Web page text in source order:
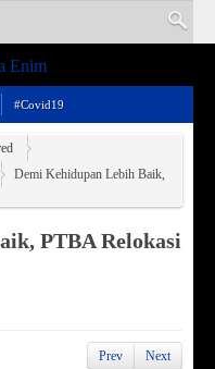
#Covid19
Demi Kehidupan Lebih Baik,
PTBA Relokasi
Prev Next